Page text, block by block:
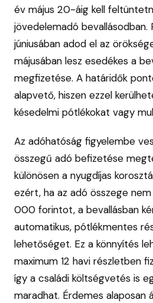
év május 20-áig kell
jövedelemadó bevallásodban.
júniusában adod el az
májusában lesz esedékes a
megfizetése. A határidők
alapvető, hiszen ezzel
késedelmi pótlékokat vagy
Az adóhatóság figyelembe
összegű adó befizetése
különösen a nyugdíjas
ezért, ha az adó összege
000 forintot, a bevallásban
automatikus, pótlékmentes
lehetőséget. Ez a könnyítés
maximum 12 havi részletben
így a családi költségvetés is
maradhat. Érdemes alaposan